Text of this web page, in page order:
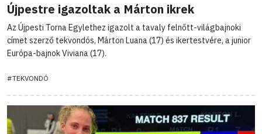
Újpestre igazoltak a Márton ikrek
Az Újpesti Torna Egylethez igazolt a tavaly felnőtt-világbajnoki
címet szerző tekvondós, Márton Luana (17) és ikertestvére, a junior
Európa-bajnok Viviana (17).
#TEKVONDÓ